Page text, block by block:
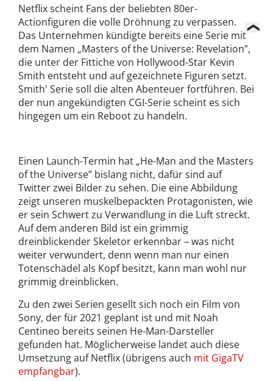
Netflix scheint Fans der beliebten 80er-
Actionfiguren die volle Dröhnung zu verpassen.
Das Unternehmen kündigte bereits eine Serie mit
dem Namen „Masters of the Universe: Revelation”,
die unter der Fittiche von Hollywood-Star Kevin
Smith entsteht und auf gezeichnete Figuren setzt.
Smith' Serie soll die alten Abenteuer fortführen. Bei
der nun angekündigten CGI-Serie scheint es sich
hingegen um ein Reboot zu handeln.
Einen Launch-Termin hat „He-Man and the Masters
of the Universe” bislang nicht, dafür sind auf
Twitter zwei Bilder zu sehen. Die eine Abbildung
zeigt unseren muskelbepackten Protagonisten, wie
er sein Schwert zu Verwandlung in die Luft streckt.
Auf dem anderen Bild ist ein grimmig
dreinblickender Skeletor erkennbar – was nicht
weiter verwundert, denn wenn man nur einen
Totenschädel als Kopf besitzt, kann man wohl nur
grimmig dreinblicken.
Zu den zwei Serien gesellt sich noch ein Film von
Sony, der für 2021 geplant ist und mit Noah
Centineo bereits seinen He-Man-Darsteller
gefunden hat. Möglicherweise landet auch diese
Umsetzung auf Netflix (übrigens auch mit GigaTV
empfangbar).